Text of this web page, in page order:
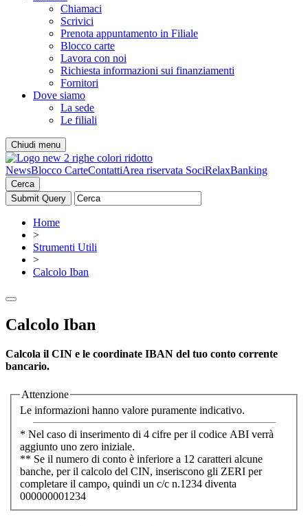
Chiamaci
Scrivici
Prenota appuntamento in Filiale
Blocco carte
Lavora con noi
Richiesta informazioni sui finanziamenti
Fornitori
Dove siamo
La sede
Le filiali
Chiudi menu
NewsBlocco CarteContattiArea riservata SociRelaxBanking
Cerca
Home
>
Strumenti Utili
>
Calcolo Iban
Calcolo Iban
Calcola il CIN e le coordinate IBAN del tuo conto corrente
bancario.
Attenzione
Le informazioni hanno valore puramente indicativo.
* Nel caso di inserimento di 4 cifre per il codice ABI verrà
aggiunto uno zero iniziale.
** Se il numero di conto è inferiore a 12 caratteri alcune
banche, per il calcolo del CIN, inseriscono gli ZERI per
completare il campo, quindi un c/c n.1234 diventa
000000001234